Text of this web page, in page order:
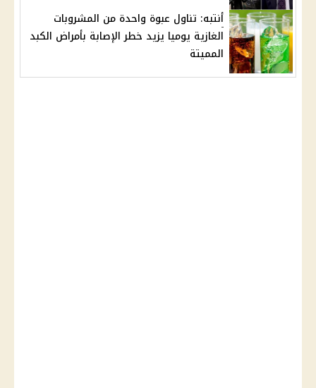
أنتبه: تناول عبوة واحدة من المشروبات
الغازية يوميا يزيد خطر الإصابة بأمراض الكبد
المميتة